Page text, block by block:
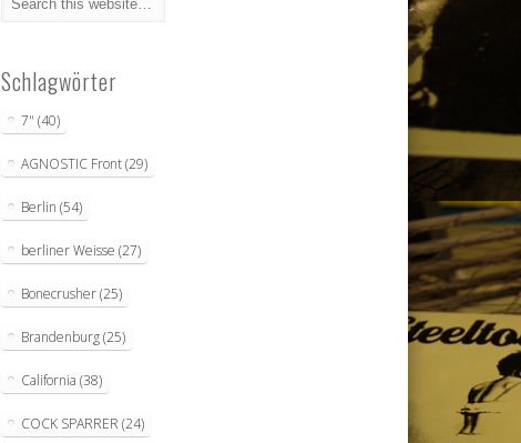
Schlagwörter
7" (40)
AGNOSTIC Front(29)
Berlin (54)
berliner Weisse (27)
Bonecrusher(25)
Brandenburg(25)
California (38)
COCK SPARRER (24)